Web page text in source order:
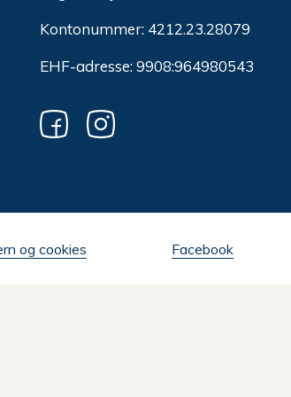
Kontonummer: 4212.23.28079
EHF-adresse: 9908:964980543
og cookies Facebook